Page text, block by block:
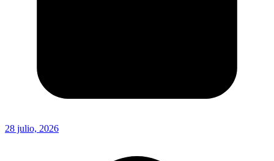
28 julio, 2026